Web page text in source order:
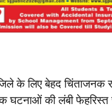
के लिए बेहद चिंताजनक
घटनाओं की लंबी